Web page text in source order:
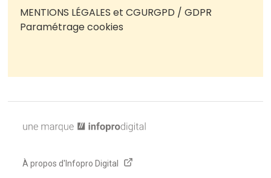
MENTIONS LÉGALES et CGURGPD / GDPR
Paramétrage cookies